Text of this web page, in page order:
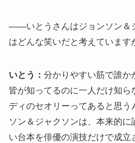
――いとうさんはジョンソン＆
はどんな笑いだと考えています
いとう： 分かりやすい筋で誰か
皆が知ってるのに一人だけ知ら
ディのセオリーってあると思う
ソン＆ジャクソンは、本来的に
い台本を俳優の演技だけで成立